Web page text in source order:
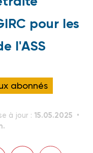
pour les
l'ASS
abonnés
à jour : 15.05.2025